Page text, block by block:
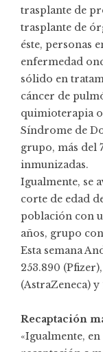
trasplante de
trasplante de
éste, personas
enfermedad
sólido en
cáncer de
quimioterapia
Síndrome de
grupo, más del
inmunizadas.
Igualmente, se
corte de edad
población con
años, grupo
Esta semana
253.890
(AstraZeneca) y
Recaptación
«Igualmente,